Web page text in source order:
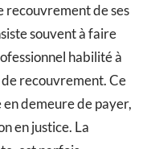
recouvrement de ses
souvent à faire
habilité à
recouvrement. Ce
demeure de payer,
en justice. La